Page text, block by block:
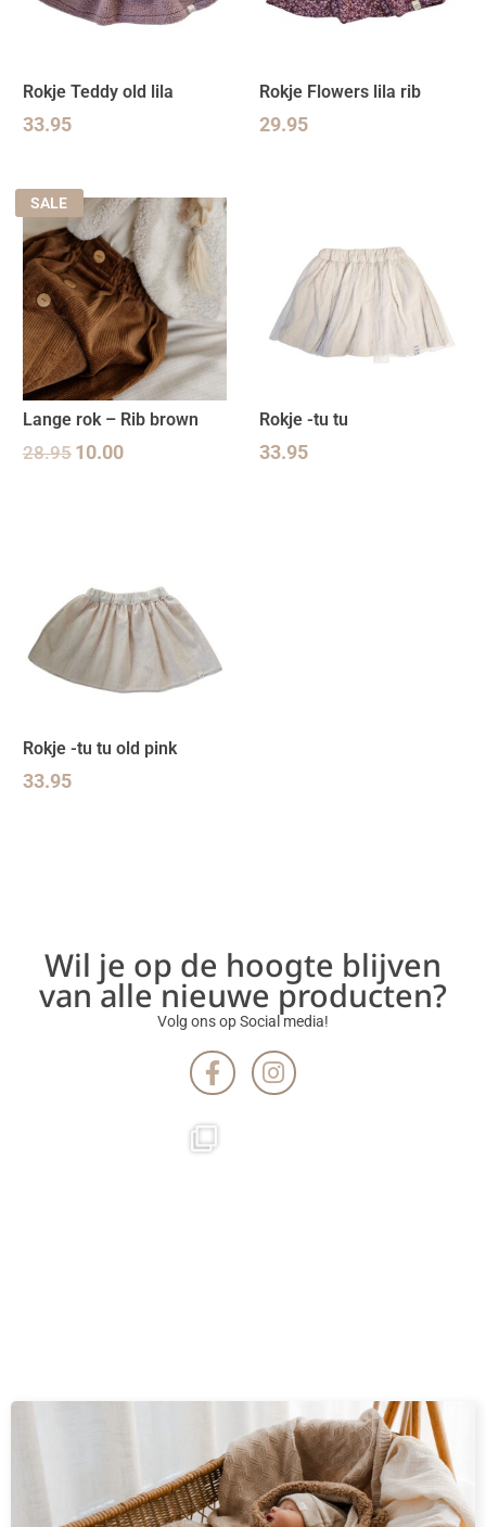
Rokje Teddy old lila
33.95
Rokje Flowers lila rib
29.95
SALE
Lange rok – Rib brown
28.95 10.00
Rokje -tu tu
33.95
Rokje -tu tu old pink
33.95
Wil je op de hoogte blijven
van alle nieuwe producten?
Volg ons op Social media!